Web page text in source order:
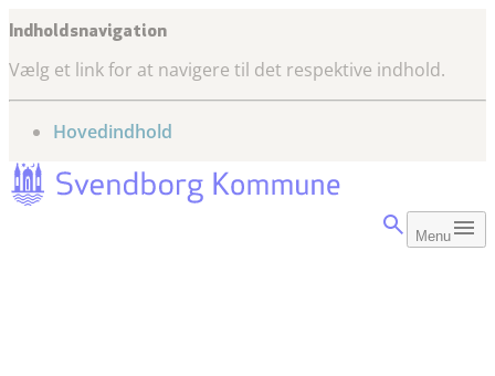
Indholdsnavigation
Vælg et link for at navigere til det respektive indhold.
gå til
Hovedindhold
Menu